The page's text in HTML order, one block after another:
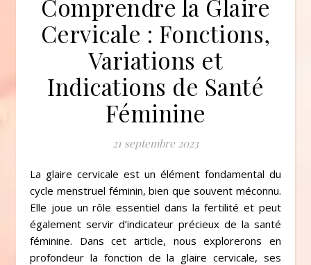
Comprendre la Glaire
Cervicale : Fonctions,
Variations et
Indications de Santé
Féminine
21 septembre 2023
La glaire cervicale est un élément fondamental du
cycle menstruel féminin, bien que souvent méconnu.
Elle joue un rôle essentiel dans la fertilité et peut
également servir d’indicateur précieux de la santé
féminine. Dans cet article, nous explorerons en
profondeur la fonction de la glaire cervicale, ses